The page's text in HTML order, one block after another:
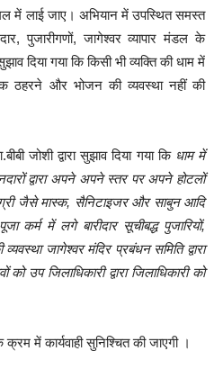
में लाई जाए। अभियान में उपस्थित समस्त
पुजारीगणों, जागेश्वर व्यापार मंडल के
दिया गया कि किसी भी व्यक्ति की धाम में
ठहरने और भोजन की व्यवस्था नहीं की
जोशी द्वारा सुझाव दिया गया कि धाम में
द्वारा अपने अपने स्तर पर अपने होटलों
जैसे मास्क, सैनिटाइजर और साबुन आदि
कर्म में लगे बारीदार सूचीबद्ध पुजारियों,
जागेश्वर मंदिर प्रबंधन समिति द्वारा
उप जिलाधिकारी द्वारा जिलाधिकारी को
में कार्यवाही सुनिश्चित की जाएगी ।